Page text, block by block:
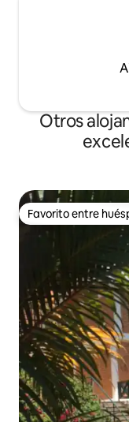
Otros
Favorito entre
Favorito entre